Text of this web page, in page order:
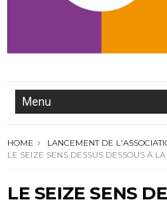
HOME LANCEMENT DE
LE SEIZE SENS DESSUS DESSOUS À
LE SEIZE SENS